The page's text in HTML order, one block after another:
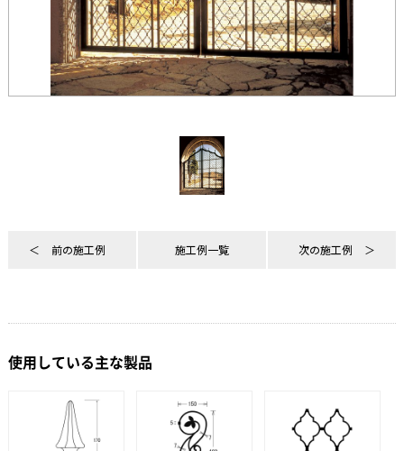
前の施工例 施工例一覧 次の施工例
使用している主な製品